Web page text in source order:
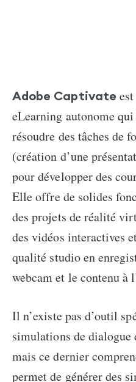
Adobe Captivate
eLearning autonome
résoudre des tâches de
(création d’une
pour développer des
Elle offre de solides
des projets de réalité
des vidéos interactives
qualité studio en
webcam et le contenu à
Il n’existe pas d’outil
simulations de dialogue
mais ce dernier
permet de générer des